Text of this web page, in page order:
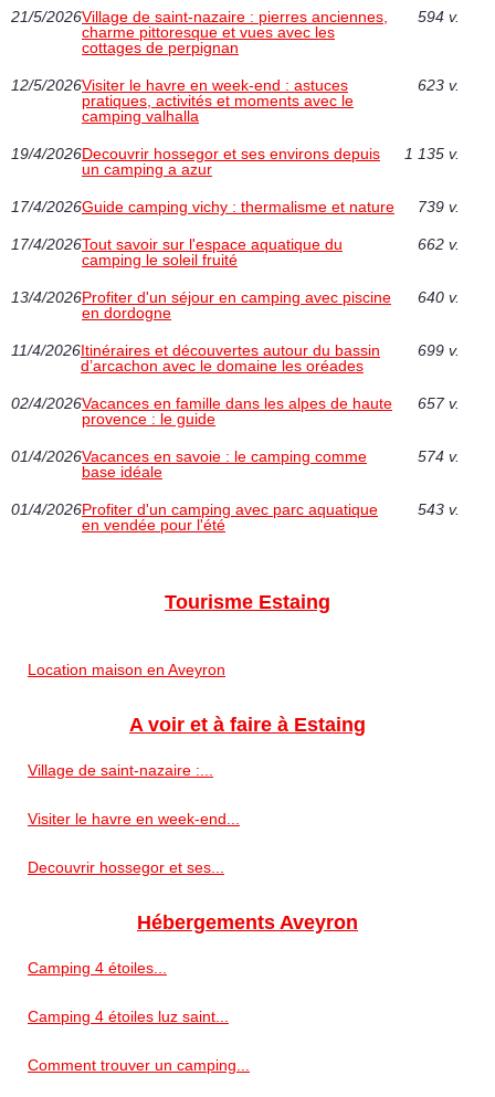
21/5/2026Village de saint-nazaire : pierres anciennes,
charme pittoresque et vues avec les
cottages de perpignan
594 v.
12/5/2026Visiter le havre en week-end : astuces
pratiques, activités et moments avec le
camping valhalla
623 v.
19/4/2026Decouvrir hossegor et ses environs depuis
un camping a azur
1 135 v.
17/4/2026Guide camping vichy : thermalisme et nature 739 v.
17/4/2026Tout savoir sur l'espace aquatique du
camping le soleil fruité
662 v.
13/4/2026Profiter d'un séjour en camping avec piscine
en dordogne
640 v.
11/4/2026Itinéraires et découvertes autour du bassin
d’arcachon avec le domaine les oréades
699 v.
02/4/2026Vacances en famille dans les alpes de haute
provence : le guide
657 v.
01/4/2026Vacances en savoie : le camping comme
base idéale
574 v.
01/4/2026Profiter d'un camping avec parc aquatique
en vendée pour l'été
543 v.
Tourisme Estaing
Location maison en Aveyron
A voir et à faire à Estaing
Village de saint-nazaire :...
Visiter le havre en week-end...
Decouvrir hossegor et ses...
Hébergements Aveyron
Camping 4 étoiles...
Camping 4 étoiles luz saint...
Comment trouver un camping...